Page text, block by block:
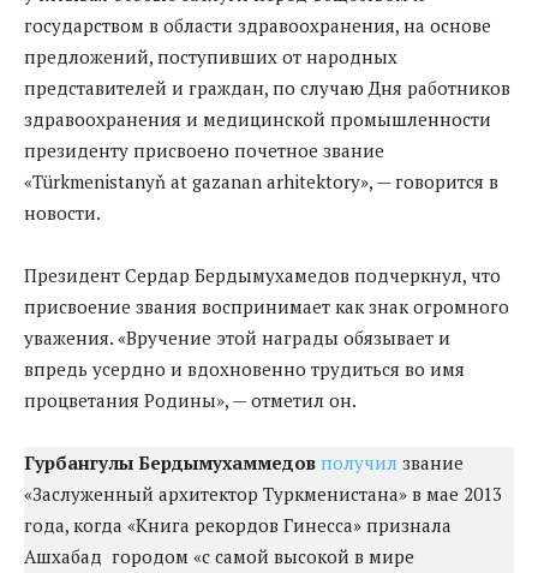
государством в области здравоохранения, на основе
предложений, поступивших от народных
представителей и граждан, по случаю Дня работников
здравоохранения и медицинской промышленности
президенту присвоено почетное звание
«Türkmenistanyň at gazanan arhitektory», — говорится в
новости.
Президент Сердар Бердымухамедов подчеркнул, что
присвоение звания воспринимает как знак огромного
уважения. «Вручение этой награды обязывает и
впредь усердно и вдохновенно трудиться во имя
процветания Родины», — отметил он.
Гурбангулы Бердымухаммедов получил звание
«Заслуженный архитектор Туркменистана» в мае 2013
года, когда «Книга рекордов Гинесса» признала
Ашхабад городом «с самой высокой в мире